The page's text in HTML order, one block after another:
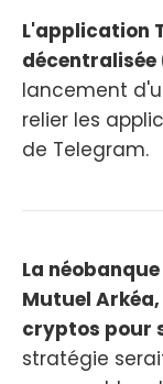
L'application
décentralisée
lancement
relier les
de Telegram.
La
Mutuel
cryptos pour
stratégie